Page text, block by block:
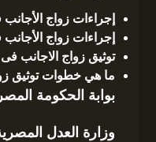
إجراءات زواج الأجانب
إجراءات زواج الأجانب
توثيق زواج الاجانب
ما هي خطوات توثيق
بوابة الحكومة
وزارة العدل